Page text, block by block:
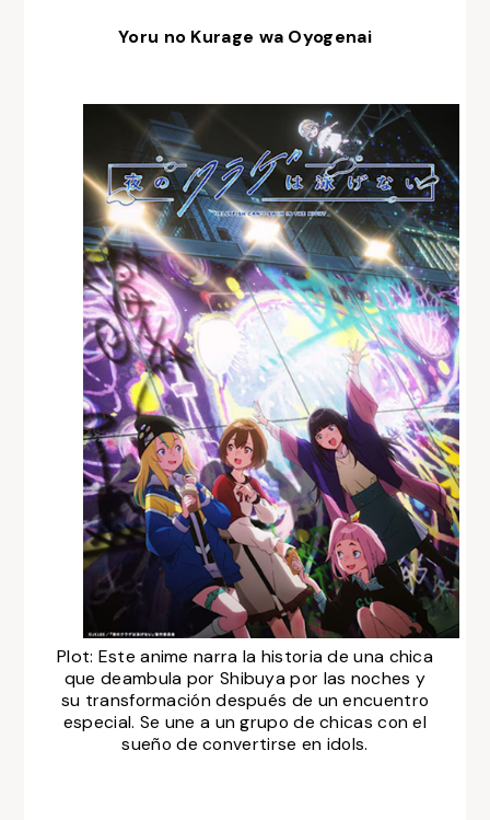
Yoru no Kurage wa Oyogenai
Plot: Este anime narra la historia de una chica
que deambula por Shibuya por las noches y
su transformación después de un encuentro
especial. Se une a un grupo de chicas con el
sueño de convertirse en idols.